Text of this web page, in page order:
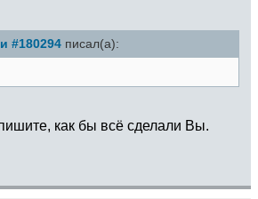
#180294 писал(а):
как бы всё сделали Вы.